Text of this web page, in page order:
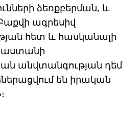
ձեռքբերման, և
ագրեսիվ
հետ և հասկանալի
անվտանգության դեմ
են իրական